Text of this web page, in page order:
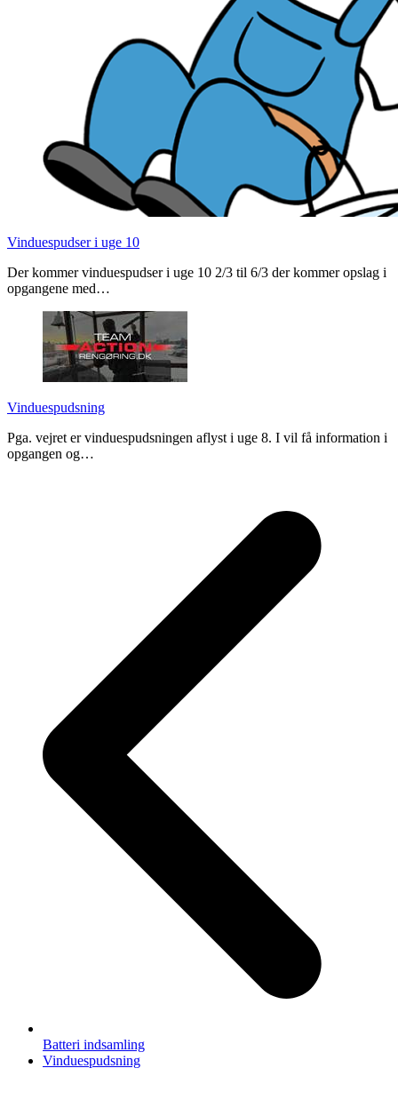
Vinduespudser i uge 10
Der kommer vinduespudser i uge 10 2/3 til 6/3 der kommer opslag i
opgangene med…
Vinduespudsning
Pga. vejret er vinduespudsningen aflyst i uge 8. I vil få information i
opgangen og…
Batteri indsamling
next
Vinduespudsning